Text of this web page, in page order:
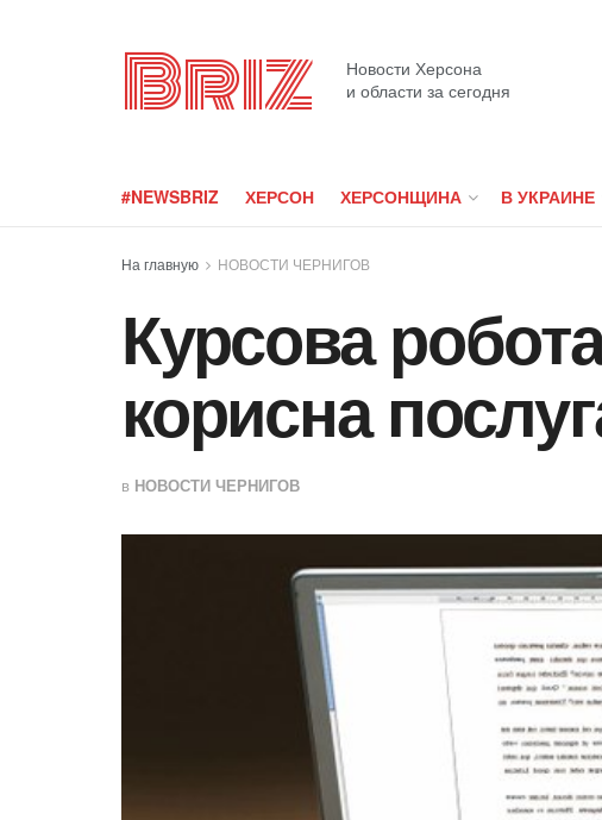
Briz
Новости Херсона
и области за сегодня
#NEWSBRIZ ХЕРСОН ХЕРСОНЩИНА В УКРАИНЕ
На главную НОВОСТИ ЧЕРНИГОВ
Курсова
корисна
в НОВОСТИ ЧЕРНИГОВ